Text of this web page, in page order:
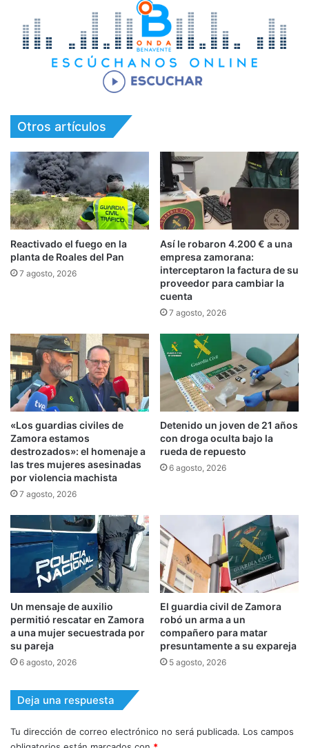
Otros artículos
Reactivado el fuego en la
planta de Roales del Pan
7 agosto, 2026
Así le robaron 4.200 € a una
empresa zamorana:
interceptaron la factura de su
proveedor para cambiar la
cuenta
7 agosto, 2026
«Los guardias civiles de
Zamora estamos
destrozados»: el homenaje a
las tres mujeres asesinadas
por violencia machista
7 agosto, 2026
Detenido un joven de 21 años
con droga oculta bajo la
rueda de repuesto
6 agosto, 2026
Un mensaje de auxilio
permitió rescatar en Zamora
a una mujer secuestrada por
su pareja
6 agosto, 2026
El guardia civil de Zamora
robó un arma a un
compañero para matar
presuntamente a su expareja
5 agosto, 2026
Deja una respuesta
Tu dirección de correo electrónico no será publicada. Los campos